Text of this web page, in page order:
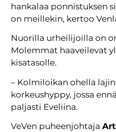
hankalaa ponnistuksen
on meillekin, kertoo
Nuorilla urheilijoilla on
Molemmat haaveilevat
kisatasolle.
– Kolmiloikan ohella
korkeushyppy, jossa
paljasti Eveliina.
VeVen puheenjohtaja